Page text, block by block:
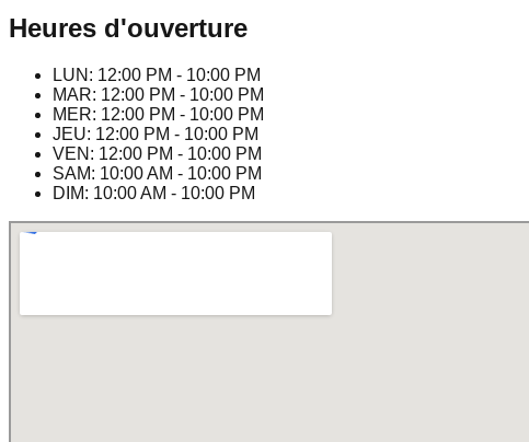
Heures d'ouverture
LUN : 12:00 PM - 10:00 PM
MAR: 12:00 PM - 10:00 PM
MER: 12:00 PM - 10:00 PM
JEU: 12:00 PM - 10:00 PM
VEN : 12:00 PM - 10:00 PM
SAM: 10:00 AM - 10:00 PM
DIM: 10:00 AM - 10:00 PM